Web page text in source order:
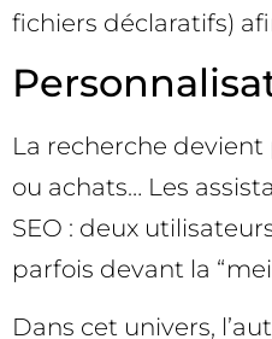
fichiers déclaratifs)
La recherche
ou achats… Les
SEO : deux
parfois devant la
Dans cet univers,